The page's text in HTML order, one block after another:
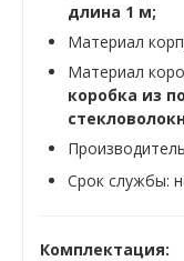
длина 1 м;
Материал
Материал
коробка из
Срок службы:
Комплектация: